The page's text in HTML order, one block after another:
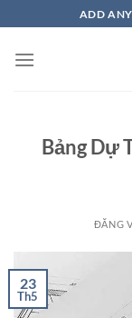
qua
nội
ADD
Bảng Dự
ĐĂNG
23
Th5